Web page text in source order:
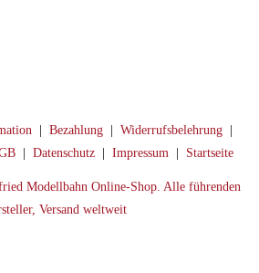
|Bezahlung |Widerrufsbelehrung
|Datenschutz |Impressum Startseite
Modellbahn Online-Shop. Alle führenden
Versand weltweit